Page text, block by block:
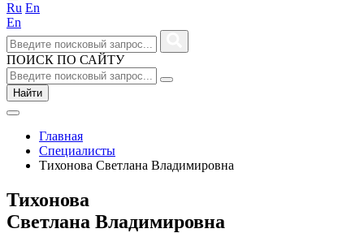
Ru En
En
ПОИСК ПО САЙТУ
Найти
Главная
Специалисты
Тихонова Светлана Владимировна
Тихонова
Светлана Владимировна